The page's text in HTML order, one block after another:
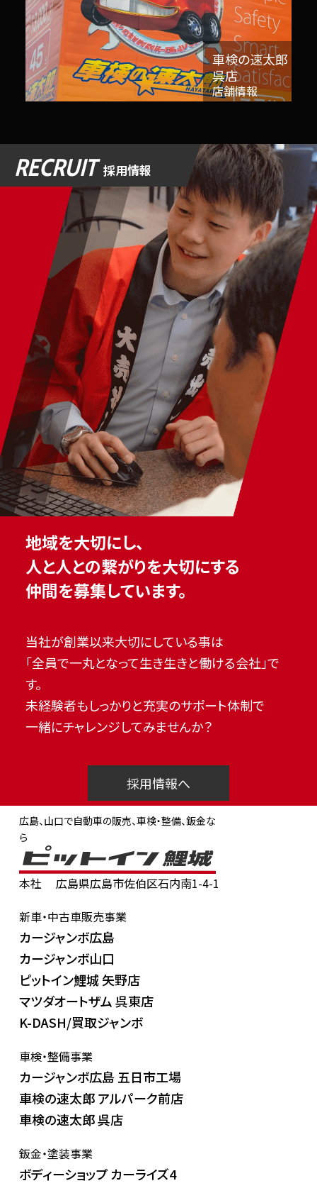
車検の速太郎
呉店
店舗情報
RECRUIT 採用情報
地域を大切にし、
人と人との繋がりを大切にする
仲間を募集しています。
当社が創業以来大切にしている事は
「全員で一丸となって生き生きと働ける会社」で
す。
未経験者もしっかりと充実のサポート体制で
一緒にチャレンジしてみませんか？
採用情報へ
広島、山口で自動車の販売、車検・整備、鈑金な
ら
本社
広島県広島市佐伯区石内南1-4-1
新車・中古車販売事業
カージャンボ広島
カージャンボ山口
ピットイン鯉城 矢野店
マツダオートザム 呉東店
K-DASH/買取ジャンボ
車検・整備事業
カージャンボ広島 五日市工場
車検の速太郎 アルパーク前店
車検の速太郎 呉店
鈑金・塗装事業
ボディーショップ カーライズ4